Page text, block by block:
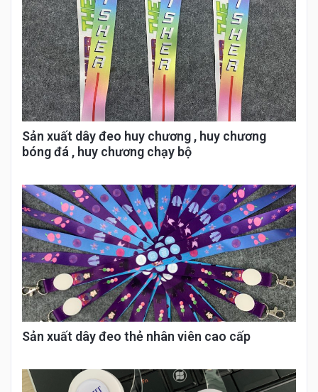
Sản xuất dây đeo huy chương , huy chương
bóng đá , huy chương chạy bộ
Sản xuất dây đeo thẻ nhân viên cao cấp